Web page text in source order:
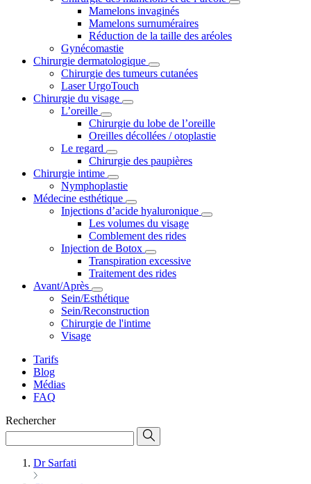
Mamelons invaginés
Mamelons surnuméraires
Réduction de la taille des aréoles
Gynécomastie
Chirurgie dermatologique
Chirurgie des tumeurs cutanées
Laser UrgoTouch
Chirurgie du visage
L’oreille
Chirurgie du lobe de l’oreille
Oreilles décollées / otoplastie
Le regard
Chirurgie des paupières
Chirurgie intime
Nymphoplastie
Médecine esthétique
Injections d’acide hyaluronique
Les volumes du visage
Comblement des rides
Injection de Botox
Transpiration excessive
Traitement des rides
Avant/Après
Sein/Esthétique
Sein/Reconstruction
Chirurgie de l'intime
Visage
Tarifs
Blog
Médias
FAQ
Rechercher
Dr Sarfati